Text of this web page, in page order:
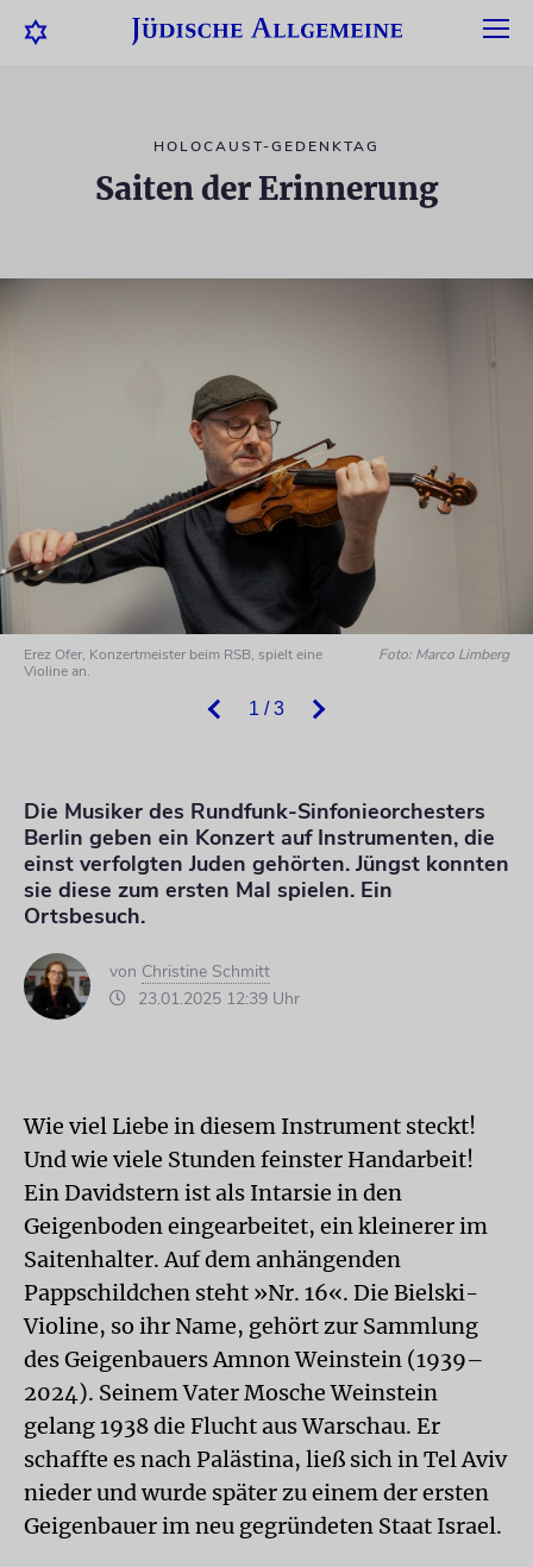
HOLOCAUST-GEDENKTAG
Saiten der Erinnerung
1 / 3
Erez Ofer, Konzertmeister beim RSB, spielt eine
Violine an.
Foto: Marco Limberg
Die Musiker des Rundfunk-Sinfonieorchesters
Berlin geben ein Konzert auf Instrumenten, die
einst verfolgten Juden gehörten. Jüngst konnten
sie diese zum ersten Mal spielen. Ein
Ortsbesuch.
von Christine Schmitt
23.01.2025 12:39 Uhr
Wie viel Liebe in diesem Instrument steckt!
Und wie viele Stunden feinster Handarbeit!
Ein Davidstern ist als Intarsie in den
Geigenboden eingearbeitet, ein kleinerer im
Saitenhalter. Auf dem anhängenden
Pappschildchen steht »Nr. 16«. Die Bielski-
Violine, so ihr Name, gehört zur Sammlung
des Geigenbauers Amnon Weinstein (1939–
2024). Seinem Vater Mosche Weinstein
gelang 1938 die Flucht aus Warschau. Er
schaffte es nach Palästina, ließ sich in Tel Aviv
nieder und wurde später zu einem der ersten
Geigenbauer im neu gegründeten Staat Israel.